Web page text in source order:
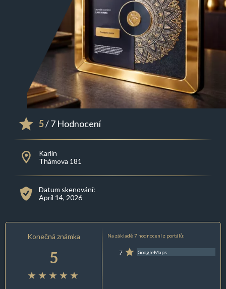
5/ 7 Hodnocení
Karlín
Thámova 181
Datum skenování:
April 14, 2026
Konečná známka
5
Na základě 7 hodnocení z portálů:
7 GoogleMaps